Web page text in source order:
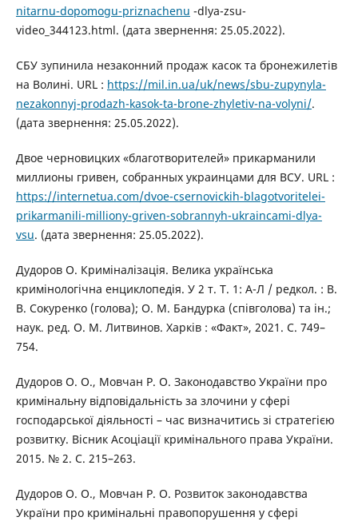
nitarnu-dopomogu-priznachenu -dlya-zsu-
video_344123.html. (дата звернення: 25.05.2022).
СБУ зупинила незаконний продаж касок та бронежилетів
на Волині. URL : https://mil.in.ua/uk/news/sbu-zupynyla-
nezakonnyj-prodazh-kasok-ta-brone-zhyletiv-na-volyni/.
(дата звернення: 25.05.2022).
Двое черновицких «благотворителей» прикарманили
миллионы гривен, собранных украинцами для ВСУ. URL :
https://internetua.com/dvoe-csernovickih-blagotvoritelei-
prikarmanili-milliony-griven-sobrannyh-ukraincami-dlya-
vsu. (дата звернення: 25.05.2022).
Дудоров О. Криміналізація. Велика українська
кримінологічна енциклопедія. У 2 т. Т. 1: А-Л / редкол. : В.
В. Сокуренко (голова); О. М. Бандурка (співголова) та ін.;
наук. ред. О. М. Литвинов. Харків : «Факт», 2021. С. 749–
754.
Дудоров О. О., Мовчан Р. О. Законодавство України про
кримінальну відповідальність за злочини у сфері
господарської діяльності – час визначитись зі стратегією
розвитку. Вісник Асоціації кримінального права України.
2015. № 2. С. 215–263.
Дудоров О. О., Мовчан Р. О. Розвиток законодавства
України про кримінальні правопорушення у сфері